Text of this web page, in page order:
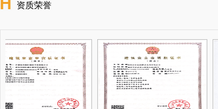
资质荣誉